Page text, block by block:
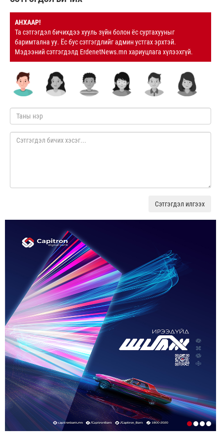
АНХААР!
Та сэтгэгдэл бичихдээ хууль зүйн болон ёс суртахууныг
баримтална уу. Ёс бус сэтгэгдлийг админ устгах эрхтэй.
Мэдээний сэтгэгдэлд ErdenetNews.mn хариуцлага хүлээхгүй.
Сэтгэгдэл илгээх